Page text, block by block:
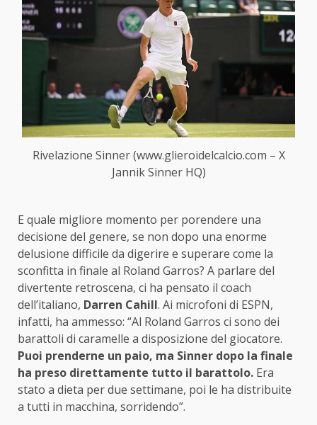
Rivelazione Sinner (www.glieroidelcalcio.com – X
Jannik Sinner HQ)
E quale migliore momento per porendere una
decisione del genere, se non dopo una enorme
delusione difficile da digerire e superare come la
sconfitta in finale al Roland Garros? A parlare del
divertente retroscena, ci ha pensato il coach
dell’italiano, Darren Cahill. Ai microfoni di ESPN,
infatti, ha ammesso: “Al Roland Garros ci sono dei
barattoli di caramelle a disposizione del giocatore.
Puoi prenderne un paio, ma Sinner dopo la finale
ha preso direttamente tutto il barattolo. Era
stato a dieta per due settimane, poi le ha distribuite
a tutti in macchina, sorridendo”.